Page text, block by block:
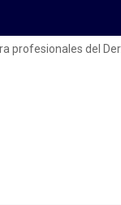
profesionales del